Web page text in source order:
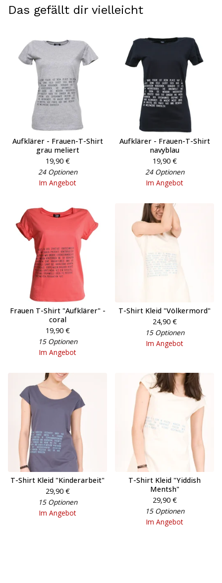
Das gefällt dir vielleicht
Aufklärer - Frauen-T-Shirt
grau meliert
19,90 €
24 Optionen
Im Angebot
Aufklärer - Frauen-T-Shirt
navyblau
19,90 €
24 Optionen
Im Angebot
Frauen T-Shirt "Aufklärer" -
coral
19,90 €
15 Optionen
Im Angebot
T-Shirt Kleid "Völkermord"
24,90 €
15 Optionen
Im Angebot
T-Shirt Kleid "Kinderarbeit"
29,90 €
15 Optionen
Im Angebot
T-Shirt Kleid "Yiddish
Mentsh"
29,90 €
15 Optionen
Im Angebot